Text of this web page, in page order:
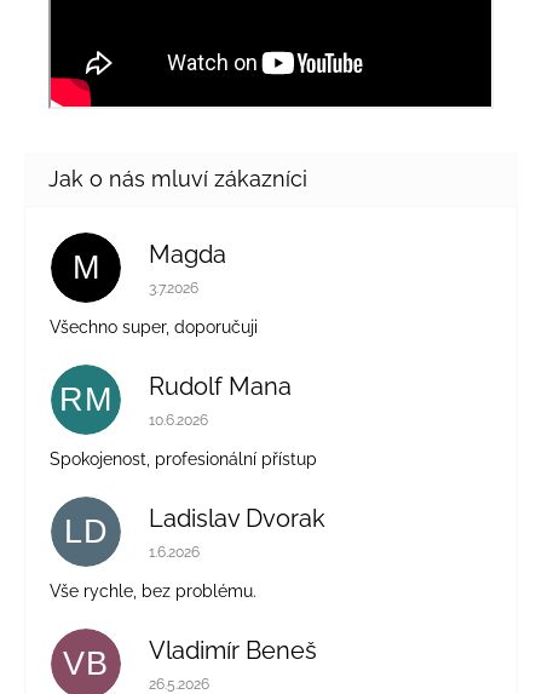
M Magda
Hodnocení obchodu je 5 z 5 hvězdiček.
3.7.2026
Všechno super, doporučuji
RM Rudolf Mana
Hodnocení obchodu je 5 z 5 hvězdiček.
10.6.2026
Spokojenost, profesionální přístup
LD Ladislav Dvorak
Hodnocení obchodu je 5 z 5 hvězdiček.
1.6.2026
Vše rychle, bez problému.
VB Vladimír Beneš
Hodnocení obchodu je 5 z 5 hvězdiček.
26.5.2026